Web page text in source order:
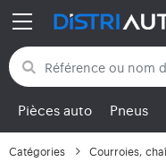
Retour aux
Pièces auto Pneus
Catégories